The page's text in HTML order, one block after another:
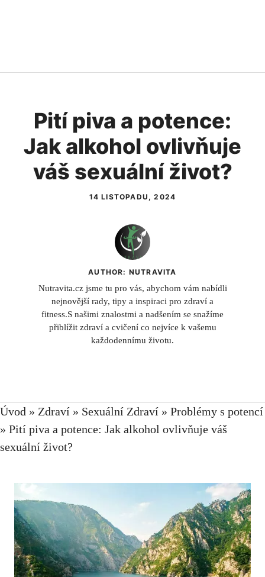
Pití piva a potence:
Jak alkohol ovlivňuje
váš sexuální život?
14 LISTOPADU, 2024
AUTHOR: NUTRAVITA
Nutravita.cz jsme tu pro vás, abychom vám nabídli
nejnovější rady, tipy a inspiraci pro zdraví a
fitness.S našimi znalostmi a nadšením se snažíme
přiblížit zdraví a cvičení co nejvíce k vašemu
každodennímu životu.
Úvod » Zdraví » Sexuální Zdraví » Problémy s potencí
» Pití piva a potence: Jak alkohol ovlivňuje váš
sexuální život?